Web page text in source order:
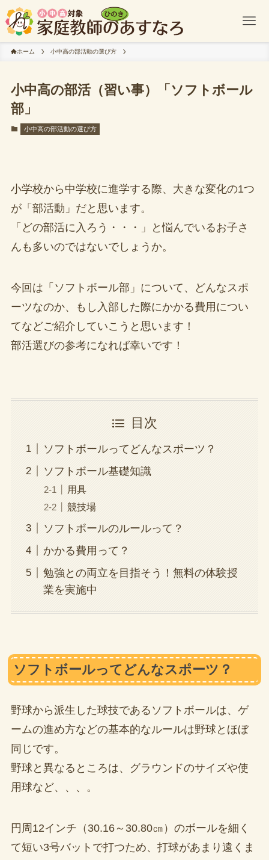
ホーム 小中高の部活動の選び方
小中高の部活（習い事）「ソフトボール
部」
小中高の部活動の選び方
小学校から中学校に進学する際、大きな変化の1つ
が「部活動」だと思います。
「どの部活に入ろう・・・」と悩んでいるお子さ
んも多いのではないでしょうか。
今回は「ソフトボール部」について、どんなスポ
ーツなのか、もし入部した際にかかる費用につい
てなどご紹介していこうと思います！
部活選びの参考になれば幸いです！
目次
ソフトボールってどんなスポーツ？
ソフトボール基礎知識
用具
競技場
ソフトボールのルールって？
かかる費用って？
勉強との両立を目指そう！無料の体験授
業を実施中
ソフトボールってどんなスポーツ？
野球から派生した球技であるソフトボールは、ゲ
ームの進め方などの基本的なルールは野球とほぼ
同じです。
野球と異なるところは、グラウンドのサイズや使
用球など、、、。
円周12インチ（30.16～30.80㎝）のボールを細く
て短い3号バットで打つため、打球があまり遠くま